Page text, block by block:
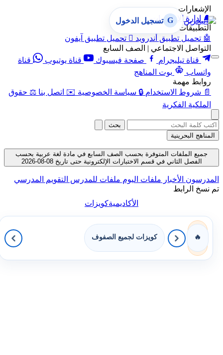
الإشعارات
🔔 إدارة الإشعارات
التطبيقات
🤖 تحميل تطبيق أندرويد  تحميل تطبيق آيفون
التواصل الاجتماعي | الصف السابع
قناة تيليجرام
صفحة فيسبوك قناة يوتيوب
قناة
واتساب
بوت المناهج
روابط مهمة
📄 شروط الاستخدام 🔒 سياسة الخصوصية ✉️ اتصل بنا ⚖️ حقوق
الملكية الفكرية
G تسجيل الدخول
بحث
المناهج البحرينية
جميع الملفات المتوفرة بحسب الصف السابع في مادة لغة عربية بحسب
الفصل الثاني في قسم الاختبارات الإلكترونية حتى تاريخ 08-08-2026
المدرسون الأخبار ملفات اليوم ملفات للمدرس التقويم المدرسي
تم نسخ الرابط
الأكاديميةكويزات
🔥 كويزات لجميع الصفوف